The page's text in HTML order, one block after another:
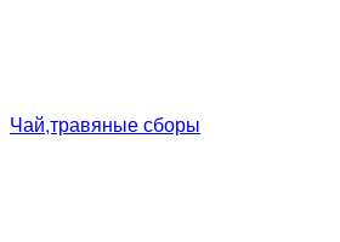
Чай,травяные сборы